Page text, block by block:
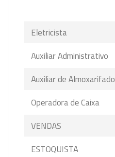
Eletricista
Auxiliar Administrativo
Auxiliar de Almoxarifado
Operadora de Caixa
VENDAS
ESTOQUISTA